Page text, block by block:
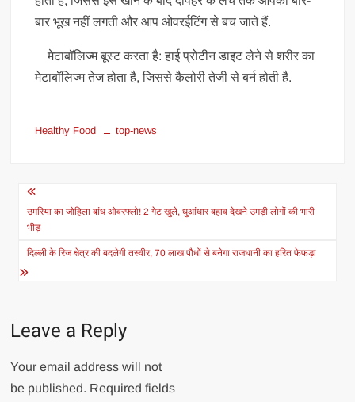
बार भूख नहीं लगती और आप ओवरईटिंग से बच जाते हैं.
मेटाबॉलिज्म बूस्ट करता है: हाई प्रोटीन डाइट लेने से शरीर का
मेटाबॉलिज्म तेज होता है, जिससे कैलोरी तेजी से बर्न होती है.
Healthy Food top-news
Post
navigation
उमरिया का जोहिला बांध ओवरफ्लो! 2 गेट खुले, धुआंधार बहाव देखने उमड़ी लोगों की भारी
भीड़
दिल्ली के रिज क्षेत्र की बदलेगी तस्वीर, 70 लाख पौधों से बनेगा राजधानी का हरित फेफड़ा
Leave a Reply
Your email address will not
be published. Required fields